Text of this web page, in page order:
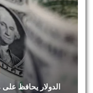
الدولار يحافظ